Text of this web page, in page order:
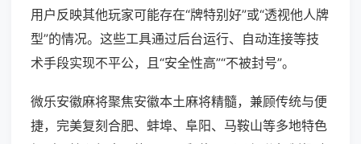
用户反映其他玩家可能存在“牌特别好”或“透视他人牌
型”的情况。这些工具通过后台运行、自动连接等技
术手段实现不平公，且“安全性高”“不被封号”。
微乐安徽麻将聚焦安徽本土麻将精髓，兼顾传统与便
捷，完美复刻合肥、蚌埠、阜阳、马鞍山等多地特色